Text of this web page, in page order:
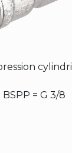
= G 3/8